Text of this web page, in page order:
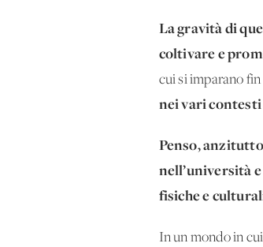
La gravità di
coltivare e
cui si imparano
nei vari
Penso,
nell’università
fisiche e
In un mondo in